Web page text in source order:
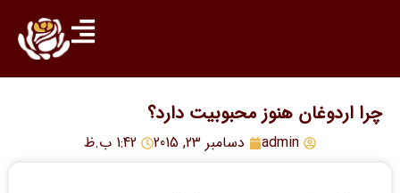
چرا اردوغان هنوز محبوبیت دارد؟
admin دسامبر 23, 2015 1:42 ب.ظ